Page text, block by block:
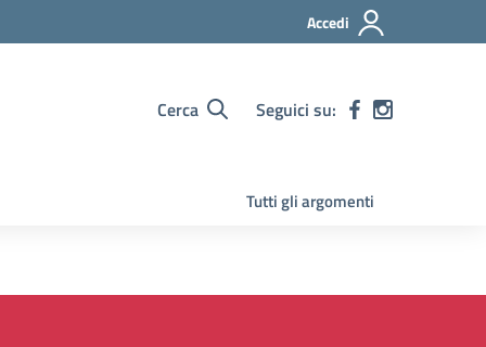
Accedi
Cerca Seguici su:
Tutti gli argomenti